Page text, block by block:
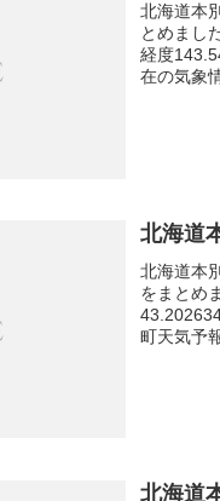
北海道本
とめまし
経度
在の気象
北海道
北海道本
をまとめ
町天気予
北海道